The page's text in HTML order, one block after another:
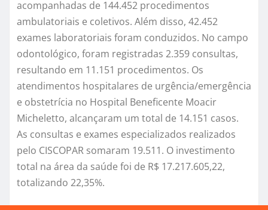
acompanhadas de 144.452 procedimentos
ambulatoriais e coletivos. Além disso, 42.452
exames laboratoriais foram conduzidos. No campo
odontológico, foram registradas 2.359 consultas,
resultando em 11.151 procedimentos. Os
atendimentos hospitalares de urgência/emergência
e obstetrícia no Hospital Beneficente Moacir
Micheletto, alcançaram um total de 14.151 casos.
As consultas e exames especializados realizados
pelo CISCOPAR somaram 19.511. O investimento
total na área da saúde foi de R$ 17.217.605,22,
totalizando 22,35%.